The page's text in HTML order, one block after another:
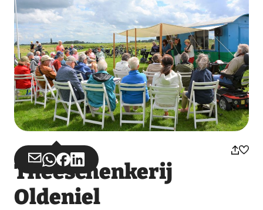
Teilen
über
Email
Teilen
über
WhatsApp
Teilen
auf
Facebook
Teilen
auf
LinkedIn
Theeschenkerij
Oldeniel